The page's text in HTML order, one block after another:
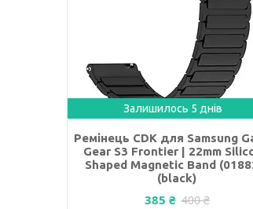
Залишилось 5 днів
Ремінець CDK для Samsung
Gear S3 Frontier | 22mm
Shaped Magnetic Band
(black)
385 ₴ 400 ₴